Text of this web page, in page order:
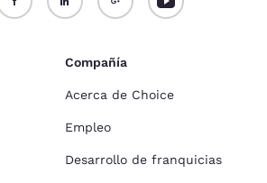
Compañía
Acerca de Choice
Empleo
Desarrollo de franquicias